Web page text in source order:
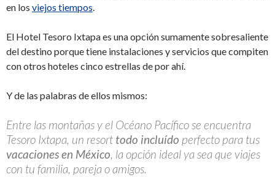
en los viejos tiempos
El Hotel Tesoro Ixtapa es una opción sumamente sobresaliente
del destino porque tiene instalaciones y servicios que compiten
con otros hoteles cinco estrellas de por ahí.
Y de las palabras de ellos mismos:
Entre las montañas y el Océano Pacífico se encuentra
Tesoro Ixtapa, un resort todo incluído perfecto para tus
vacaciones en México, la opción ideal ya sea que viajes
con tu familia, pareja o amigos.